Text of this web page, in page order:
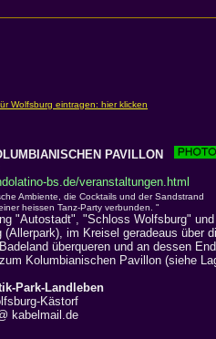
PAVILLON
bs.de/veranstaltungen.html
Ambiente, die Cocktails und der Sandstrand
heissen Tanz-Party verbunden. "
"Autostadt", "Schloss Wolfsburg"
im Kreisel geradeaus über
überqueren und an dessen
Kolumbianischen Pavillon (siehe
Park-Landleben
Kästorf
kabelmail.de